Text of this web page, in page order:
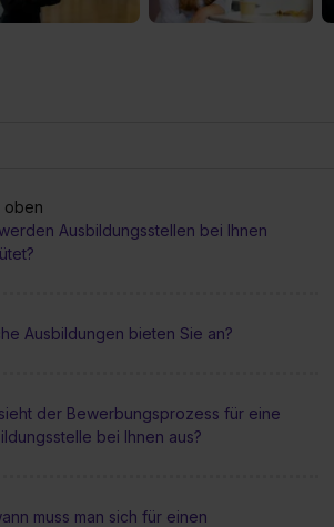
oben
Ausbildungsstellen bei Ihnen
Ausbildungen bieten Sie an?
der Bewerbungsprozess für eine
bei Ihnen aus?
muss man sich für einen